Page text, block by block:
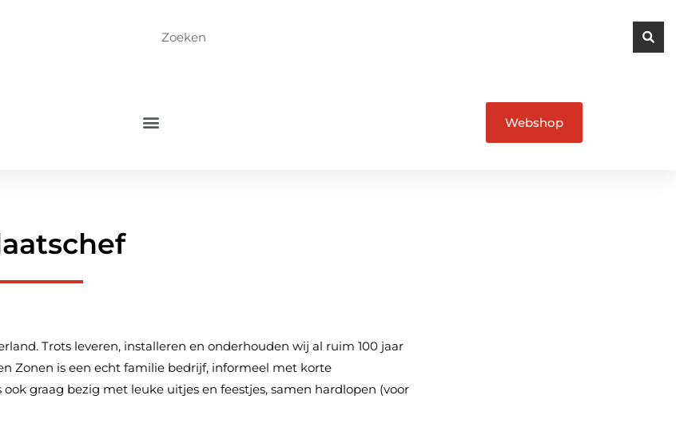
Webshop
Trots leveren, installeren en onderhouden wij al ruim 100 jaar
Zonen is een echt familie bedrijf, informeel met korte
graag bezig met leuke uitjes en feestjes, samen hardlopen (voor